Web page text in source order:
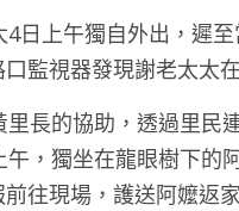
日上午獨自外出，遲
監視器發現謝老太太
長的協助，透過里民
，獨坐在龍眼樹下的
往現場，護送阿嬤返